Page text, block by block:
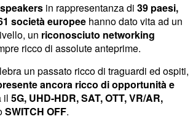
in rappresentanza di 39 paesi,
società europee hanno dato vita ad un
un riconosciuto networking
ricco di assolute anteprime.
un passato ricco di traguardi ed ospiti,
ancora ricco di opportunità e
il 5G, UHD-HDR, SAT, OTT, VR/AR,
SWITCH OFF.